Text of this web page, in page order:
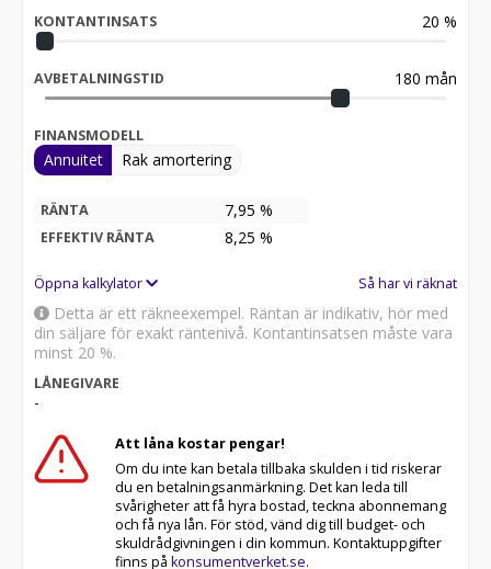
KONTANTINSATS 20 %
AVBETALNINGSTID 180 mån
FINANSMODELL
Annuitet Rak amortering
RÄNTA 7,95 %
EFFEKTIV RÄNTA 8,25 %
Öppna kalkylator Så har vi räknat
Detta är ett räkneexempel. Räntan är indikativ, hör med
din säljare för exakt räntenivå. Kontantinsatsen måste vara
minst 20 %.
LÅNEGIVARE
-
Att låna kostar pengar!
Om du inte kan betala tillbaka skulden i tid riskerar
du en betalningsanmärkning. Det kan leda till
svårigheter att få hyra bostad, teckna abonnemang
och få nya lån. För stöd, vänd dig till budget- och
skuldrådgivningen i din kommun. Kontaktuppgifter
finns på konsumentverket.se.